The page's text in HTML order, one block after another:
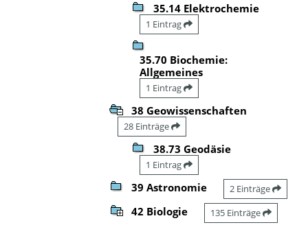
35.14 Elektrochemie
1 Eintrag
35.70 Biochemie:
Allgemeines
1 Eintrag
38 Geowissenschaften
28 Einträge
38.73 Geodäsie
1 Eintrag
39 Astronomie 2 Einträge
42 Biologie 135 Einträge